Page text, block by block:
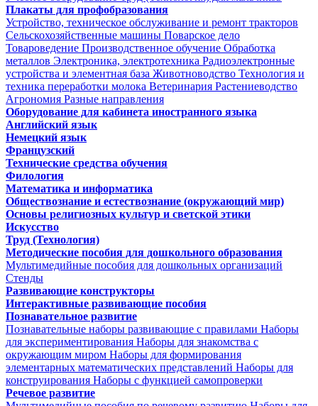
Плакаты для профобразования
Устройство, техническое обслуживание и ремонт тракторов
Сельскохозяйственные машины Поварское дело
Товароведение Производственное обучение Обработка
металлов Электроника, электротехника Радиоэлектронные
устройства и элементная база Животноводство Технология и
техника переработки молока Ветеринария Растениеводство
Агрономия Разные направления
Оборудование для кабинета иностранного языка
Английский язык
Немецкий язык
Французский
Технические средства обучения
Филология
Математика и информатика
Обществознание и естествознание (окружающий мир)
Основы религиозных культур и светской этики
Искусство
Труд (Технология)
Методические пособия для дошкольного образования
Мультимедийные пособия для дошкольных организаций
Стенды
Развивающие конструкторы
Интерактивные развивающие пособия
Познавательное развитие
Познавательные наборы развивающие с правилами Наборы
для экспериментирования Наборы для знакомства с
окружающим миром Наборы для формирования
элементарных математических представлений Наборы для
конструирования Наборы с функцией самопроверки
Речевое развитие